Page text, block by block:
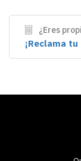
¿Eres
¡Reclama